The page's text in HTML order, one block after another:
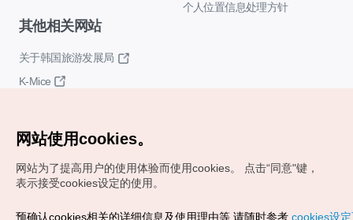
个人位置信息处理方针
其他相关网站
关于韩国旅游发展局
K-Mice
Copyrights (c) 韩国旅游发展局版权所有
网站使用cookies。
网站为了提高用户的使用体验而使用cookies。
点击“同意"键，
表示接受cookies设定的使用。
预确认cookies相关的详细信息及使用理由等,请随时参考 cookies设